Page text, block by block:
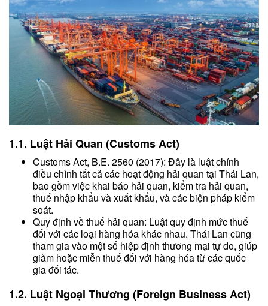
1.1. Luật Hải Quan (Customs Act)
Customs Act, B.E. 2560 (2017): Đây là luật chính
điều chỉnh tất cả các hoạt động hải quan tại Thái Lan,
bao gồm việc khai báo hải quan, kiểm tra hải quan,
thuế nhập khẩu và xuất khẩu, và các biện pháp kiểm
soát.
Quy định về thuế hải quan: Luật quy định mức thuế
đối với các loại hàng hóa khác nhau. Thái Lan cũng
tham gia vào một số hiệp định thương mại tự do, giúp
giảm hoặc miễn thuế đối với hàng hóa từ các quốc
gia đối tác.
1.2. Luật Ngoại Thương (Foreign Business Act)